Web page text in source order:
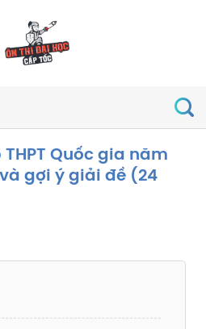
Quốc gia năm
gợi ý giải đề (24